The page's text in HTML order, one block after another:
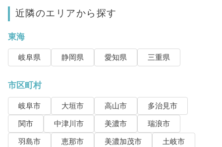
近隣のエリアから探す
東海
岐阜県 静岡県 愛知県 三重県
市区町村
岐阜市 大垣市 高山市
多治見市
関市
中津川市 美濃市
瑞浪市
羽島市
恵那市 美濃加茂市
土岐市